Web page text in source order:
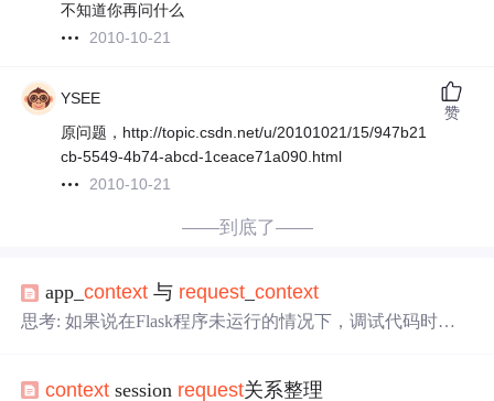
不知道你再问什么
2010-10-21
YSEE
原问题，http://topic.csdn.net/u/20101021/15/947b21
cb-5549-4b74-abcd-1ceace71a090.html
2010-10-21
赞
——到底了——
app_context 与 request _context
思考: 如果说在Flask程序未运行的情况下，调试代码时需
上下文环境,循序我们在外部使用应用上下文current_app、g
context session request关系整理